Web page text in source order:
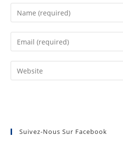
Suivez-Nous Sur Facebook